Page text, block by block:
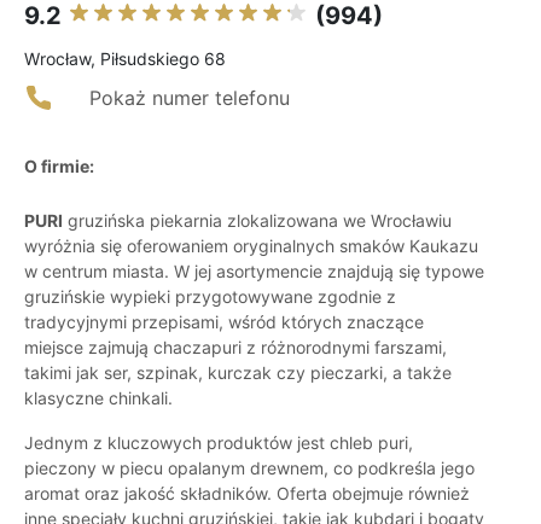
9.2 (994)
Wrocław, Piłsudskiego 68
Pokaż numer telefonu
O firmie:
PURI gruzińska piekarnia zlokalizowana we Wrocławiu
wyróżnia się oferowaniem oryginalnych smaków Kaukazu
w centrum miasta. W jej asortymencie znajdują się typowe
gruzińskie wypieki przygotowywane zgodnie z
tradycyjnymi przepisami, wśród których znaczące
miejsce zajmują chaczapuri z różnorodnymi farszami,
takimi jak ser, szpinak, kurczak czy pieczarki, a także
klasyczne chinkali.
Jednym z kluczowych produktów jest chleb puri,
pieczony w piecu opalanym drewnem, co podkreśla jego
aromat oraz jakość składników. Oferta obejmuje również
inne specjały kuchni gruzińskiej, takie jak kubdari i bogaty